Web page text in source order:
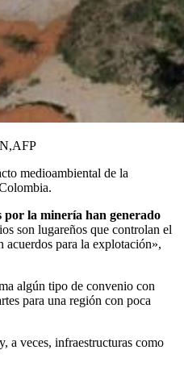
AFP
medioambiental de la
por la minería han generado
son lugareños que controlan el
acuerdos para la explotación»,
algún tipo de convenio con
para una región con poca
a veces, infraestructuras como